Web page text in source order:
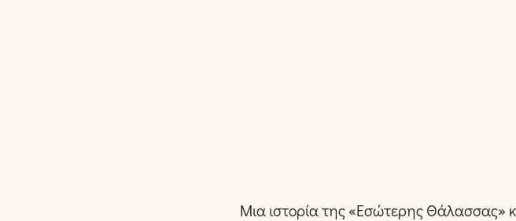
Μια ιστορία της «Εσώτερης Θάλασσας»